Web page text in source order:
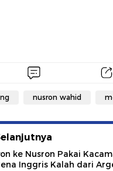
nusron wahid
ke Nusron Pakai
Inggris Kalah dari